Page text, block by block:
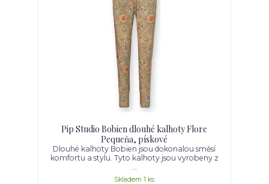
Pip Studio Bobien dlouhé kalhoty Flore
Pequeňa, pískové
Dlouhé kalhoty Bobien jsou dokonalou směsí
komfortu a stylu. Tyto kalhoty jsou vyrobeny z
...
Skladem 1 ks